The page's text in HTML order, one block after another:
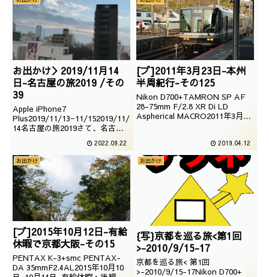
お出かけ＞2019/11月14
日-名古屋の旅2019 /その
39
Apple iPhone7
Plus2019/11/13−11/152019/11/
14名古屋の旅2019さて、名古屋
おうかな｜名古屋の旅2019|執筆
日：2020/07/08
2022.09.22
[ブ]2011年3月23日-本州
半周紀行-その125
Nikon D700+TAMRON SP AF
28-75mm F/2.8 XR Di LD
Aspherical MACRO2011年3月21
終わるようでございます。<本州
半周紀行＞
2019.04.12
お出かけ
[ブ]2015年10月12日-有給
休暇で京都大阪-その15
PENTAX K-3+smc PENTAX-
DA 35mmF2.4AL2015年10月10
お出かけ
{写}京都を巡る旅<第1回
>-2010/9/15-17
京都を巡る旅< 第1回
>-2010/9/15-17Nikon D700+